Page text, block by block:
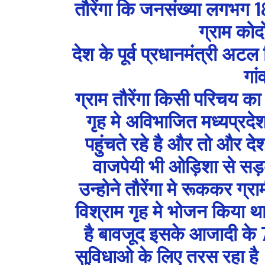
तौरेंगा कि जनसंख्या
ग्राम
देश के पूर्व प्रधानमंत्री अटल
ग्राम तौरेंगा किसी परिचय
गृह मे अविभाजित
पहुंचते रहे है और तो और देश
वाजपेयी भी ओड़िशा से
उन्होने तौरेंगा मे रूककर
विश्राम गृह मे भोजन किया
है बावजूद इसके आजादी के
सुविधाओ के लिए तरस रहा